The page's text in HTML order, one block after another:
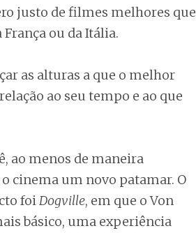
justo de filmes melhores que
ou da Itália.
as alturas a que o melhor
ao seu tempo e ao que
ao menos de maneira
cinema um novo patamar. O
foi Dogville, em que o Von
básico, uma experiência